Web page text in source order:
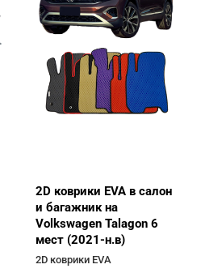
2D коврики EVA в салон
и багажник на
Volkswagen Talagon 6
мест (2021-н.в)
2D коврики EVA